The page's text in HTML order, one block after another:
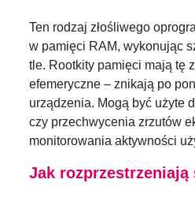
Ten rodzaj złośliwego
w pamięci RAM, wykonując
tle. Rootkity pamięci mają tę
efemeryczne – znikają po
urządzenia. Mogą być użyte
czy przechwycenia zrzutów
monitorowania aktywności
Jak